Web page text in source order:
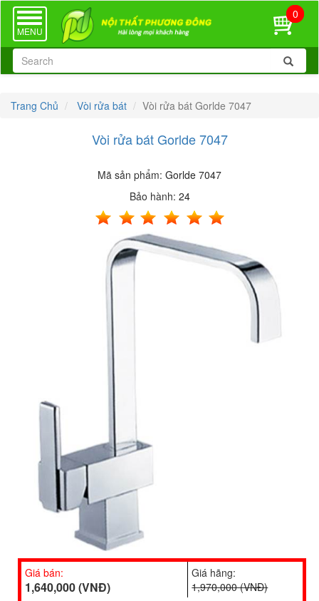
TOGGLE
NAVIGATION
MENU
0
Trang Chủ Vòi rửa bát Vòi rửa bát Gorlde 7047
Vòi rửa bát Gorlde 7047
Mã sản phẩm: Gorlde 7047
Bảo hành: 24
Giá bán:
1,640,000 (VNĐ)
Giá hãng:
1,970,000 (VNĐ)